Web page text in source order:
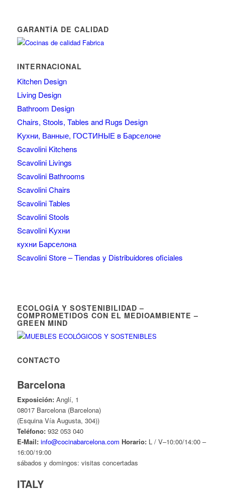
GARANTÍA DE CALIDAD
INTERNACIONAL
Kitchen Design
Living Design
Bathroom Design
Chairs, Stools, Tables and Rugs Design
Kухни, Ванные, ГОСТИНЫЕ в Барселоне
Scavolini Kitchens
Scavolini Livings
Scavolini Bathrooms
Scavolini Chairs
Scavolini Tables
Scavolini Stools
Scavolini Kухни
кухни Барселона
Scavolini Store – Tiendas y Distribuidores oficiales
ECOLOGÍA Y SOSTENIBILIDAD –
COMPROMETIDOS CON EL MEDIOAMBIENTE –
GREEN MIND
CONTACTO
Barcelona
Exposición:Anglí, 1
08017 Barcelona (Barcelona)
(Esquina Vía Augusta, 304))
Teléfono:932 053 040
E-Mail: info@cocinabarcelona.com Horario:L / V–10:00/14:00 –
16:00/19:00
sábados y domingos: visitas concertadas
ITALY